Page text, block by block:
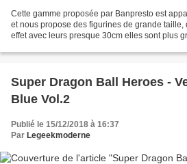
Cette gamme proposée par Banpresto est
et nous propose des figurines de grande taille,
effet avec leurs presque 30cm elles sont plus
Super Dragon Ball Heroes -
Blue Vol.2
Publié le 15/12/2018 à 16:37
Par Legeekmoderne